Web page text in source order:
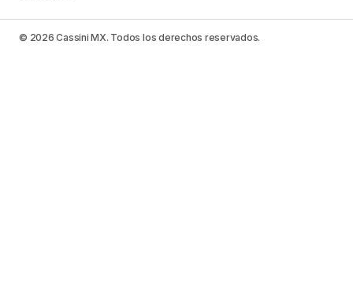
© 2026 Cassini MX. Todos los derechos reservados.